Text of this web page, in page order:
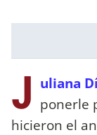
J uliana
ponerle
hicieron el